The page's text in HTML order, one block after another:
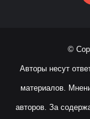
©
Авторы несут
материалов.
авторов. За